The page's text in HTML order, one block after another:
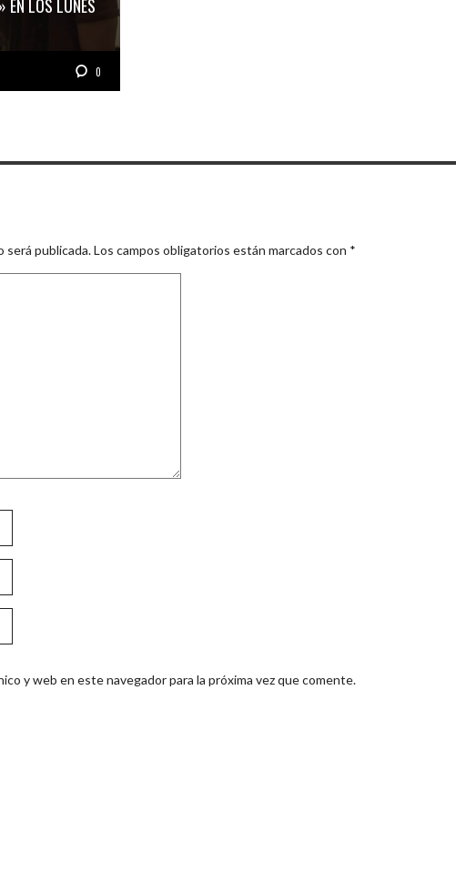
EN LOS LUNES
0
será publicada.Los campos obligatorios están marcados con *
y web en este navegador para la próxima vez que comente.